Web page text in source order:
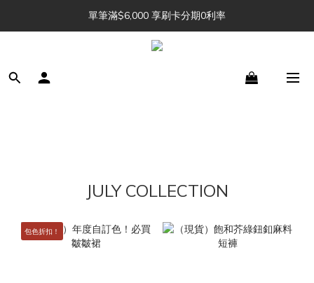
Julu. 訂單追加中 🔖
單筆滿$6,000 享刷卡分期0利率
Julu. 訂單追加中 🔖
JULY COLLECTION
包色折扣！